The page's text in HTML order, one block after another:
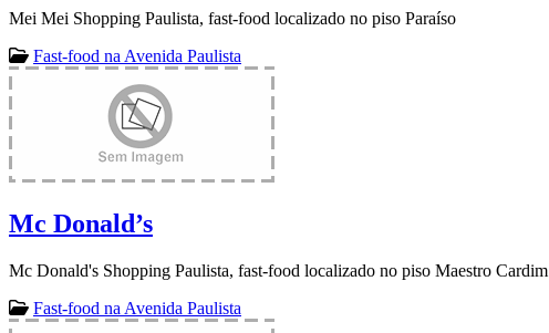
Mei Mei Shopping Paulista, fast-food localizado no piso Paraíso
Fast-food na Avenida Paulista
Mc Donald’s
Mc Donald's Shopping Paulista, fast-food localizado no piso Maestro Cardim
Fast-food na Avenida Paulista